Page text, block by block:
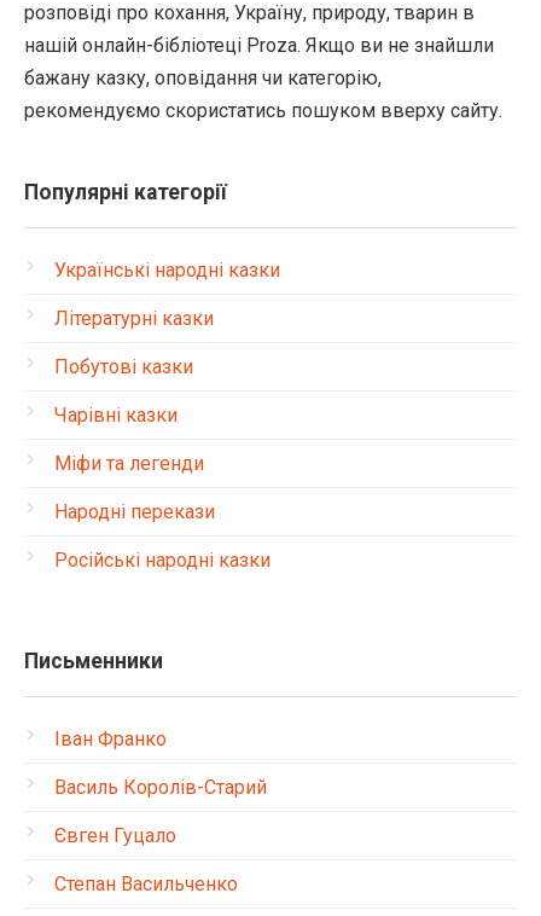
розповіді про кохання, Україну, природу, тварин в
нашій онлайн-бібліотеці Proza. Якщо ви не знайшли
бажану казку, оповідання чи категорію,
рекомендуємо скористатись пошуком вверху сайту.
Популярні категорії
Українські народні казки
Літературні казки
Побутові казки
Чарівні казки
Міфи та легенди
Народні перекази
Російські народні казки
Письменники
Іван Франко
Василь Королів-Старий
Євген Гуцало
Степан Васильченко